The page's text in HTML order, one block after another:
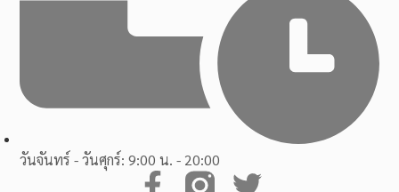
วันจันทร์ - วันศุกร์: 9:00 น. - 20:00